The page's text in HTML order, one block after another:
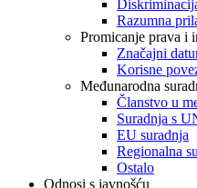
Razumna
Promicanje prava i
Značajni
Korisne
Međunarodna
Članstvo u
Suradnja s
EU suradnja
Regionalna
Ostalo
Odnosi s javnošću